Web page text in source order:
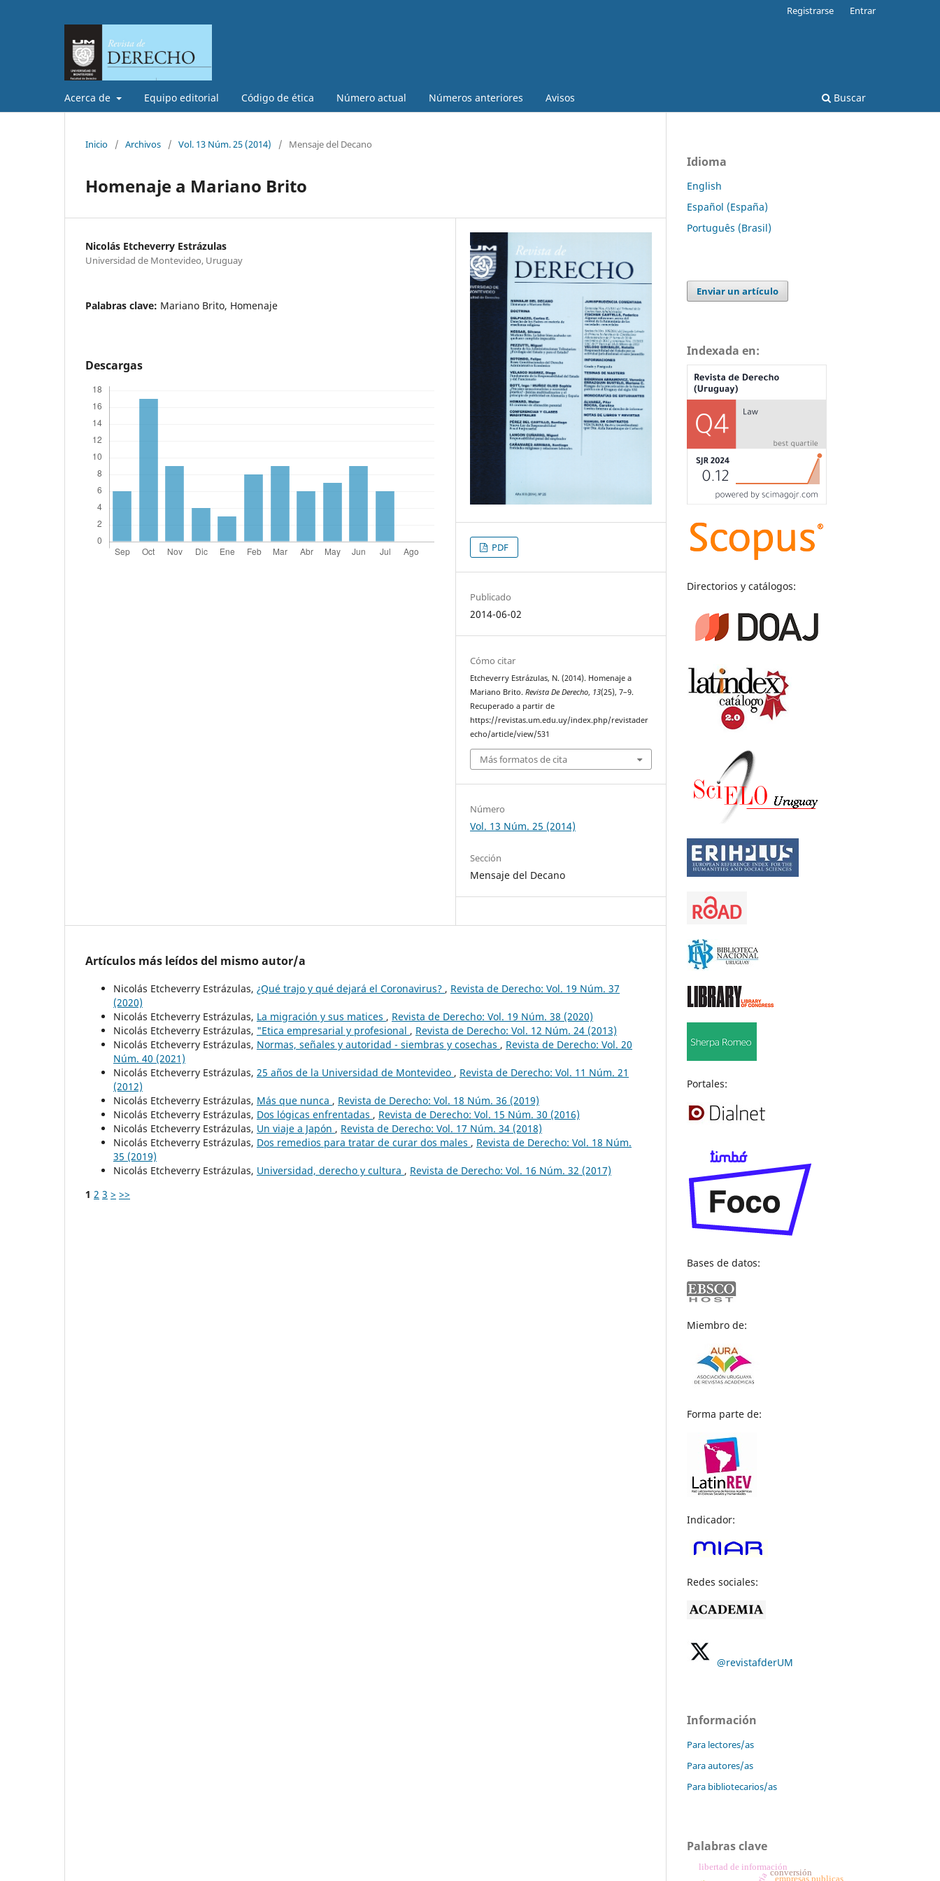
Acerca de Equipo editorial Código de ética Número actual Números anteriores Avisos Buscar
Registrarse Entrar
Inicio / Archivos / Vol. 13 Núm. 25 (2014) / Mensaje del Decano
Homenaje a Mariano Brito
Nicolás Etcheverry Estrázulas
Universidad de Montevideo, Uruguay
Palabras clave: Mariano Brito, Homenaje
Descargas
PDF
Publicado
2014-06-02
Cómo citar
Etcheverry Estrázulas, N. (2014). Homenaje a
Mariano Brito.Revista De Derecho, 13(25), 7–9.
Recuperado a partir de
https://revistas.um.edu.uy/index.php/revistader
echo/article/view/531
Más formatos de cita
Número
Vol. 13 Núm. 25 (2014)
Sección
Mensaje del Decano
Artículos más leídos del mismo autor/a
Nicolás Etcheverry Estrázulas, ¿Qué trajo y qué dejará el Coronavirus? , Revista de Derecho: Vol. 19 Núm. 37
(2020)
Nicolás Etcheverry Estrázulas, La migración y sus matices , Revista de Derecho: Vol. 19 Núm. 38 (2020)
Nicolás Etcheverry Estrázulas, "Etica empresarial y profesional , Revista de Derecho: Vol. 12 Núm. 24 (2013)
Nicolás Etcheverry Estrázulas, Normas, señales y autoridad - siembras y cosechas , Revista de Derecho: Vol. 20
Núm. 40 (2021)
Nicolás Etcheverry Estrázulas, 25 años de la Universidad de Montevideo , Revista de Derecho: Vol. 11 Núm. 21
(2012)
Nicolás Etcheverry Estrázulas, Más que nunca , Revista de Derecho: Vol. 18 Núm. 36 (2019)
Nicolás Etcheverry Estrázulas, Dos lógicas enfrentadas , Revista de Derecho: Vol. 15 Núm. 30 (2016)
Nicolás Etcheverry Estrázulas, Un viaje a Japón , Revista de Derecho: Vol. 17 Núm. 34 (2018)
Nicolás Etcheverry Estrázulas, Dos remedios para tratar de curar dos males , Revista de Derecho: Vol. 18 Núm.
35 (2019)
Nicolás Etcheverry Estrázulas, Universidad, derecho y cultura , Revista de Derecho: Vol. 16 Núm. 32 (2017)
1 2 3 > >>
Idioma
English
Español (España)
Português (Brasil)
Enviar un artículo
Indexada en:
Directorios y catálogos:
Portales:
Bases de datos:
Miembro de:
Forma parte de:
Indicador:
Redes sociales:
@revistafderUM
Información
Para lectores/as
Para autores/as
Para bibliotecarios/as
Palabras clave
libertad de información
empresas publicas
conversión